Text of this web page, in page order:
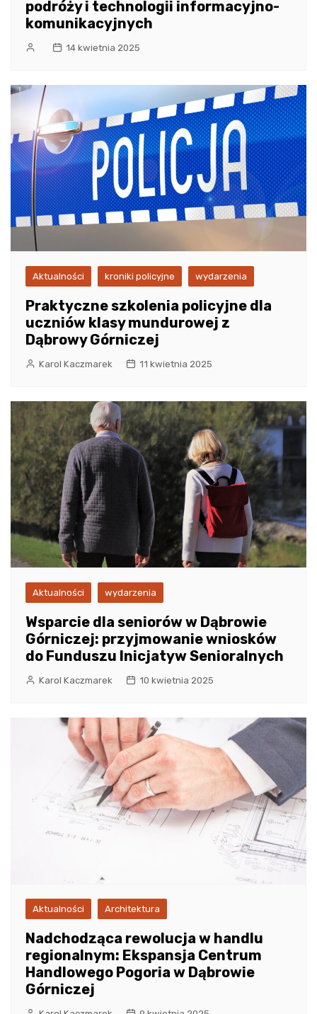
podróży i technologii informacyjno-
komunikacyjnych
14 kwietnia 2025
Aktualności kroniki policyjne wydarzenia
Praktyczne szkolenia policyjne dla
uczniów klasy mundurowej z
Dąbrowy Górniczej
Karol Kaczmarek 11 kwietnia 2025
Aktualności wydarzenia
Wsparcie dla seniorów w Dąbrowie
Górniczej: przyjmowanie wniosków
do Funduszu Inicjatyw Senioralnych
Karol Kaczmarek 10 kwietnia 2025
Aktualności Architektura
Nadchodząca rewolucja w handlu
regionalnym: Ekspansja Centrum
Handlowego Pogoria w Dąbrowie
Górniczej